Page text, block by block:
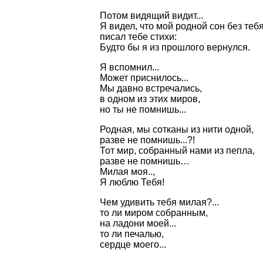
Потом видящий видит...
Я видел, что мой родной сон без
писал тебе стихи:
Будто бы я из прошлого вернулся.
Я вспомнил...
Может приснилось...
Мы давно встречались,
в одном из этих миров,
но ты не помнишь...
Родная, мы сотканы из нити одной,
разве не помнишь...?!
Тот мир, собранный нами из пепла,
разве не помнишь…
Милая моя..,
Я люблю Тебя!
Чем удивить тебя милая?...
то ли миром собранным,
на ладони моей...
то ли печалью,
сердце моего...